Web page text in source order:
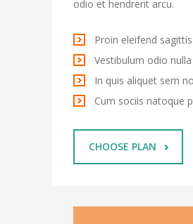
-- Schulfeste
---- Schulfest im Schuljahr
-- OGS
---- Frühbetreuung
odio et hendrerit arcu.
Proin eleifend
Vestibulum odio
In quis aliquet sem
Cum sociis natoque
CHOOSE PLAN